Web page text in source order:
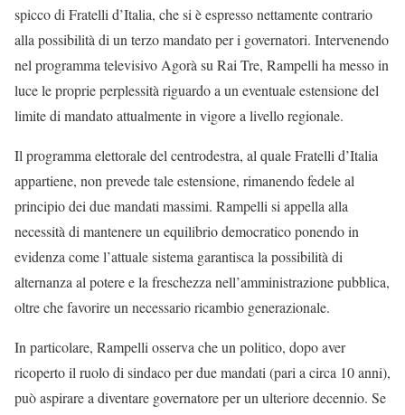
spicco di Fratelli d’Italia, che si è espresso nettamente contrario
alla possibilità di un terzo mandato per i governatori. Intervenendo
nel programma televisivo Agorà su Rai Tre, Rampelli ha messo in
luce le proprie perplessità riguardo a un eventuale estensione del
limite di mandato attualmente in vigore a livello regionale.
Il programma elettorale del centrodestra, al quale Fratelli d’Italia
appartiene, non prevede tale estensione, rimanendo fedele al
principio dei due mandati massimi. Rampelli si appella alla
necessità di mantenere un equilibrio democratico ponendo in
evidenza come l’attuale sistema garantisca la possibilità di
alternanza al potere e la freschezza nell’amministrazione pubblica,
oltre che favorire un necessario ricambio generazionale.
In particolare, Rampelli osserva che un politico, dopo aver
ricoperto il ruolo di sindaco per due mandati (pari a circa 10 anni),
può aspirare a diventare governatore per un ulteriore decennio. Se